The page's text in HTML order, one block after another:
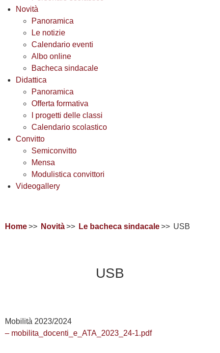
Novità
Panoramica
Le notizie
Calendario eventi
Albo online
Bacheca sindacale
Didattica
Panoramica
Offerta formativa
I progetti delle classi
Calendario scolastico
Convitto
Semiconvitto
Mensa
Modulistica convittori
Videogallery
Home Novità Le bacheca sindacale USB
USB
Mobilità 2023/2024
– mobilita_docenti_e_ATA_2023_24-1.pdf